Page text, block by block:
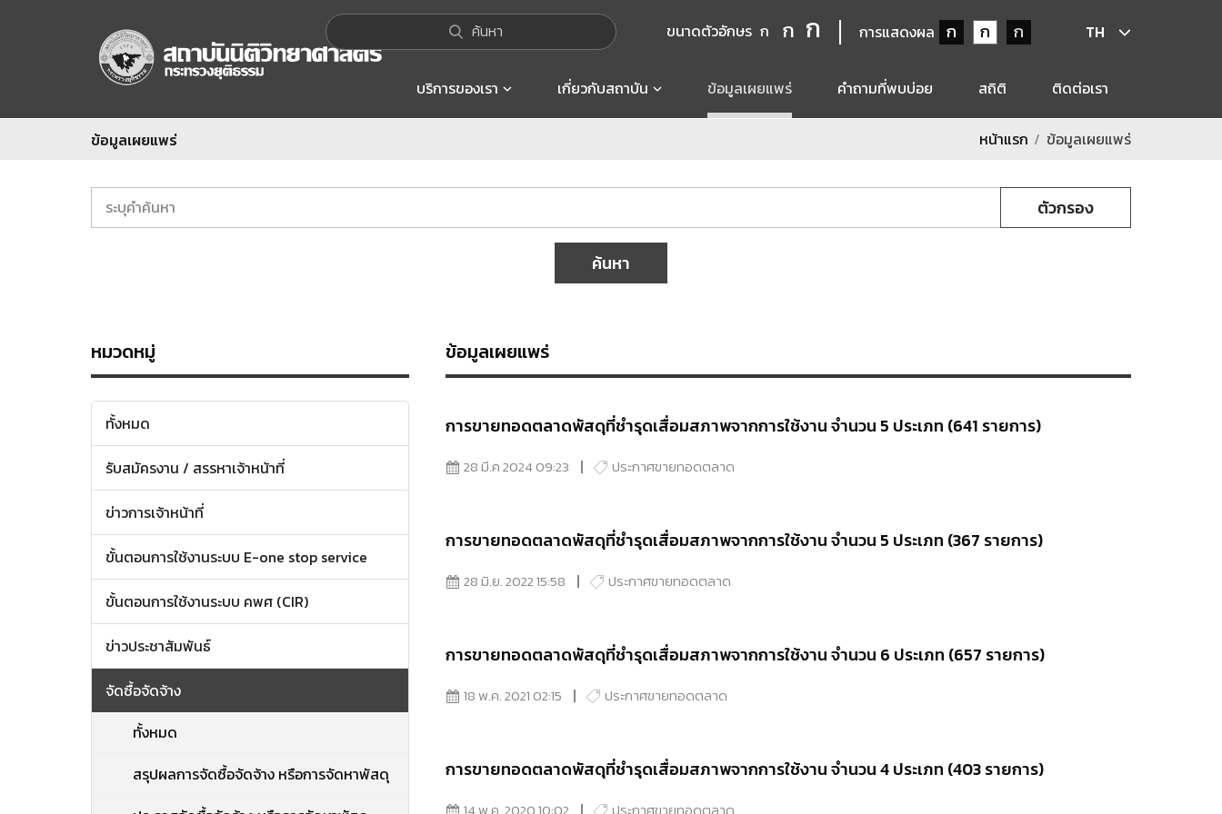
ค้นหา ขนาดตัวอักษร ก ก ก การแสดงผล ก ก ก TH
บริการของเรา เกี่ยวกับสถาบัน ข้อมูลเผยแพร่ คำถามที่พบบ่อย สถิติ ติดต่อเรา
ข้อมูลเผยแพร่ หน้าแรก ข้อมูลเผยแพร่
ตัวกรอง
ค้นหา
หมวดหมู่
ทั้งหมด
รับสมัครงาน / สรรหาเจ้าหน้าที่
ข่าวการเจ้าหน้าที่
ขั้นตอนการใช้งานระบบ E-one stop service
ขั้นตอนการใช้งานระบบ คพศ (CIR)
ข่าวประชาสัมพันธ์
จัดซื้อจัดจ้าง
ทั้งหมด
สรุปผลการจัดซื้อจัดจ้าง หรือการจัดหาพัสดุ
ข้อมูลเผยแพร่
การขายทอดตลาดพัสดุที่ชำรุดเสื่อมสภาพจากการใช้งาน จำนวน 5 ประเภท (641 รายการ)
28 มี.ค 2024 09:23 ประกาศขายทอดตลาด
การขายทอดตลาดพัสดุที่ชำรุดเสื่อมสภาพจากการใช้งาน จำนวน 5 ประเภท (367 รายการ)
28 มิ.ย. 2022 15:58 ประกาศขายทอดตลาด
การขายทอดตลาดพัสดุที่ชำรุดเสื่อมสภาพจากการใช้งาน จำนวน 6 ประเภท (657 รายการ)
18 พ.ค. 2021 02:15 ประกาศขายทอดตลาด
การขายทอดตลาดพัสดุที่ชำรุดเสื่อมสภาพจากการใช้งาน จำนวน 4 ประเภท (403 รายการ)